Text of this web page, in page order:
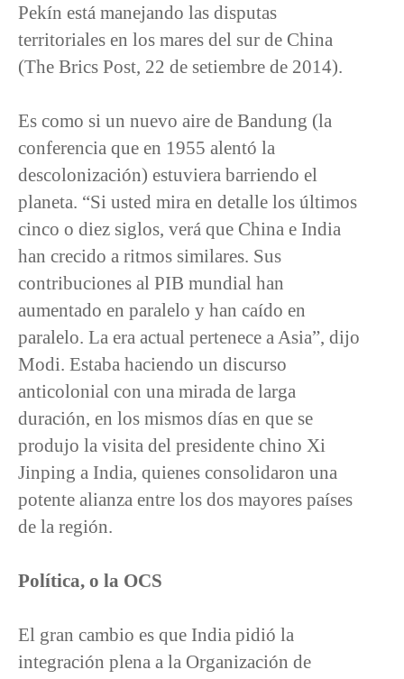
Pekín está manejando las disputas
territoriales en los mares del sur de China
(The Brics Post, 22 de setiembre de 2014).
Es como si un nuevo aire de Bandung (la
conferencia que en 1955 alentó la
descolonización) estuviera barriendo el
planeta. “Si usted mira en detalle los últimos
cinco o diez siglos, verá que China e India
han crecido a ritmos similares. Sus
contribuciones al PIB mundial han
aumentado en paralelo y han caído en
paralelo. La era actual pertenece a Asia”, dijo
Modi. Estaba haciendo un discurso
anticolonial con una mirada de larga
duración, en los mismos días en que se
produjo la visita del presidente chino Xi
Jinping a India, quienes consolidaron una
potente alianza entre los dos mayores países
de la región.
Política, o la OCS
El gran cambio es que India pidió la
integración plena a la Organización de